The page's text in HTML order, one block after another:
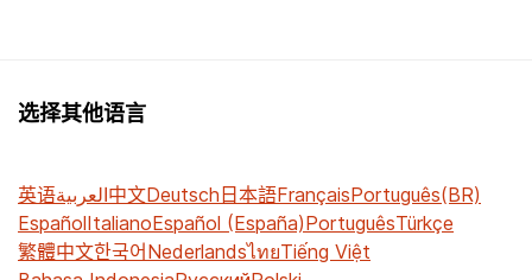
选择其他语言
英语العربية中文Deutsch 日本語FrançaisPortuguês(BR)
EspañolItalianoEspañol (España)PortuguêsTürkçe
繁體中文한국어 NederlandsไทยTiếng Việt